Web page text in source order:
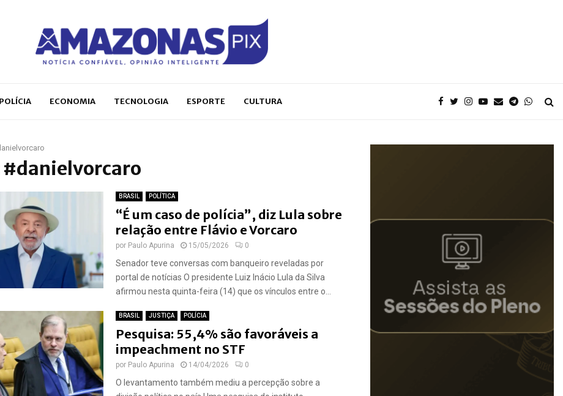
POLÍCIA ECONOMIA TECNOLOGIA ESPORTE CULTURA
#danielvorcaro
BRASIL POLÍTICA
“É um caso de polícia”, diz Lula sobre
relação entre Flávio e Vorcaro
por Paulo Apurina 15/05/2026 0
Senador teve conversas com banqueiro reveladas por
portal de notícias O presidente Luiz Inácio Lula da Silva
afirmou nesta quinta-feira (14) que os vínculos entre o...
BRASIL JUSTIÇA POLÍCIA
Pesquisa: 55,4% são favoráveis a
impeachment no STF
por Paulo Apurina 14/04/2026 0
O levantamento também mediu a percepção sobre a